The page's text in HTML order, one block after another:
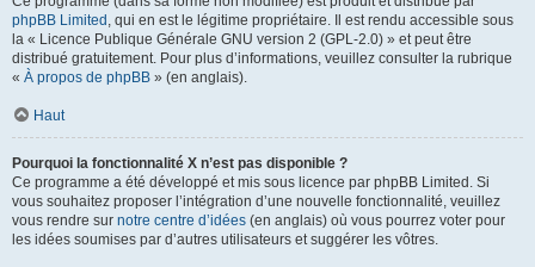
phpBB Limited , qui en est le légitime propriétaire. Il est rendu accessible sous
la « Licence Publique Générale GNU version 2 (GPL-2.0) » et peut être
distribué gratuitement. Pour plus d’informations, veuillez consulter la rubrique
« À propos de phpBB » (en anglais).
Haut
Pourquoi la fonctionnalité X n’est pas disponible ?
Ce programme a été développé et mis sous licence par phpBB Limited. Si
vous souhaitez proposer l’intégration d’une nouvelle fonctionnalité, veuillez
vous rendre sur notre centre d’idées (en anglais) où vous pourrez voter pour
les idées soumises par d’autres utilisateurs et suggérer les vôtres.